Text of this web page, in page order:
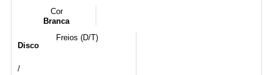
Cor
Branca
Freios (D/T)
Disco
/